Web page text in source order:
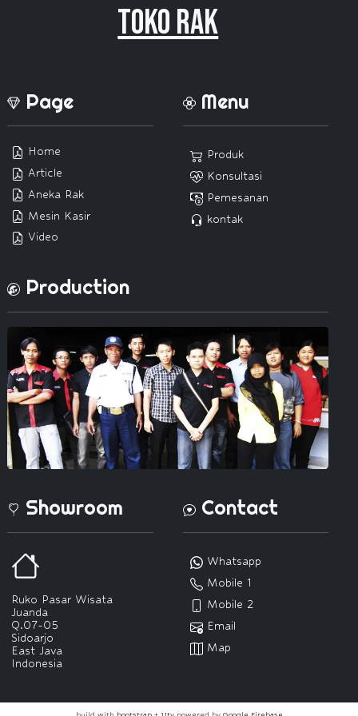
Toko Rak
Page
Home
Article
Aneka Rak
Mesin Kasir
Video
Menu
Produk
Konsultasi
Pemesanan
kontak
Production
Showroom
Ruko Pasar Wisata
Juanda
Q.07-05
Sidoarjo
East Java
Indonesia
Contact
Whatsapp
Mobile 1
Mobile 2
Email
Map